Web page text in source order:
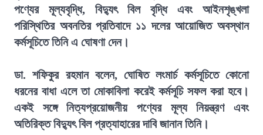
পণ্যের মূল্যবৃদ্ধি, বিদ্যুৎ বিল বৃদ্ধি এবং আইনশৃঙ্খলা
পরিস্থিতির অবনতির প্রতিবাদে ১১ দলের আয়োজিত অবস্থান
কর্মসূচিতে তিনি এ ঘোষণা দেন।
ডা. শফিকুর রহমান বলেন, ঘোষিত লংমার্চ কর্মসূচিতে কোনো
ধরনের বাধা এলে তা মোকাবিলা করেই কর্মসূচি সফল করা হবে।
একই সঙ্গে নিত্যপ্রয়োজনীয় পণ্যের মূল্য নিয়ন্ত্রণ এবং
অতিরিক্ত বিদ্যুৎ বিল প্রত্যাহারের দাবি জানান তিনি।